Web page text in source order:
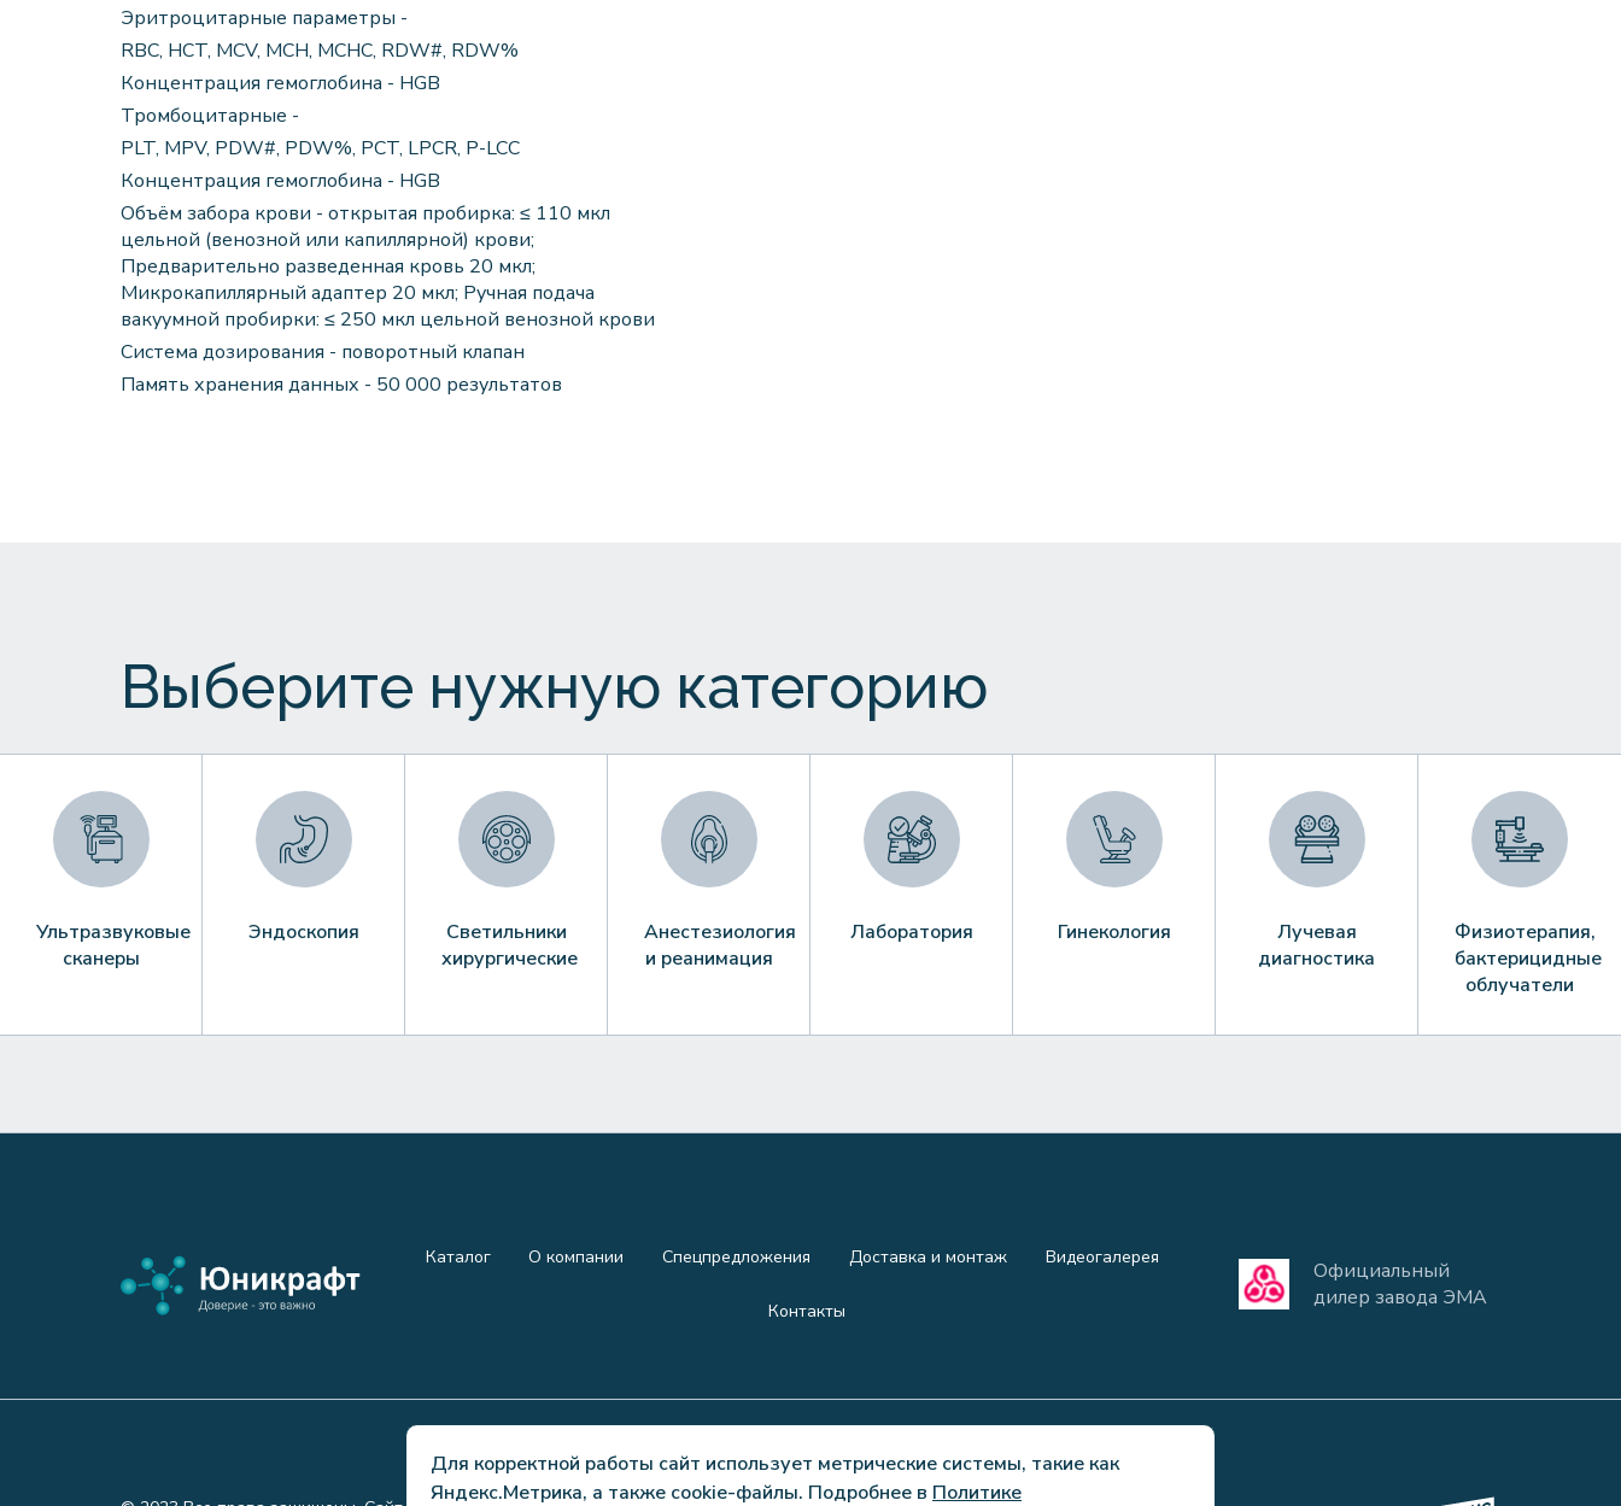
Эритроцитарные параметры -
RBC, HCT, MCV, MCH, MCHC, RDW#, RDW%
Концентрация гемоглобина - HGB
Тромбоцитарные -
PLT, MPV, PDW#, PDW%, PCT, LPCR, P-LCC
Концентрация гемоглобина - HGB
Объём забора крови - открытая пробирка: ≤ 110 мкл
цельной (венозной или капиллярной) крови;
Предварительно разведенная кровь 20 мкл;
Микрокапиллярный адаптер 20 мкл; Ручная подача
вакуумной пробирки: ≤ 250 мкл цельной венозной крови
Система дозирования - поворотный клапан
Память хранения данных - 50 000 результатов
Выберите нужную категорию
Ультразвуковые
сканеры
Эндоскопия
Светильники
хирургические
Анестезиология
и реанимация
Лаборатория Гинекология
Лучевая
диагностика
Физиотерапия,
бактерицидные
облучатели
Каталог О компании Спецпредложения Доставка и монтаж Видеогалерея
Контакты
Официальный
дилер завода ЭМА
Для корректной работы сайт использует метрические системы, такие как
Яндекс.Метрика, а также cookie-файлы. Подробнее в Политике